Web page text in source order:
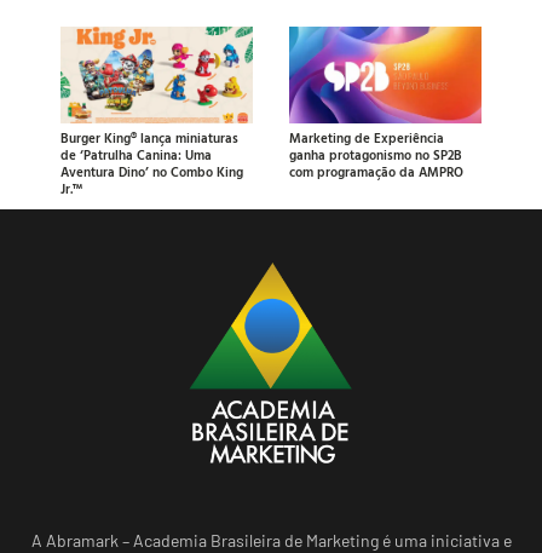
Burger King® lança miniaturas
de ‘Patrulha Canina: Uma
Aventura Dino’ no Combo King
Jr.™
Marketing de Experiência
ganha protagonismo no SP2B
com programação da AMPRO
A Abramark – Academia Brasileira de Marketing é uma iniciativa e